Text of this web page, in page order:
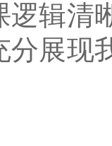
逻辑清
分展现